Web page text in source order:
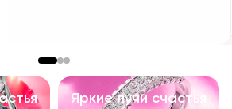
Яркие лучи счастья